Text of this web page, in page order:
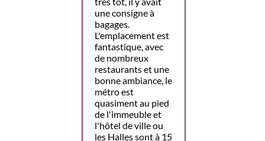
une consigne à
bagages.
L'emplacement est
fantastique, avec
de nombreux
restaurants et une
bonne ambiance, le
métro est
quasiment au pied
de l'immeuble et
l'hôtel de ville ou
les Halles sont à 15